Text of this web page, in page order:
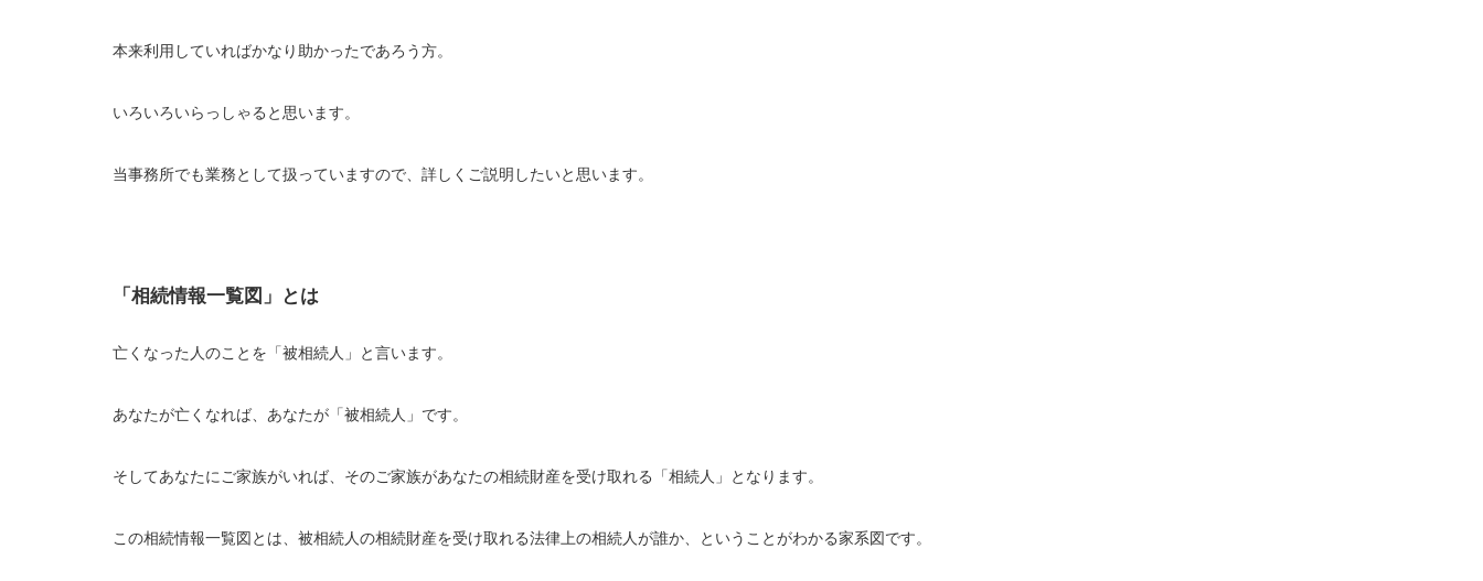
本来利用していればかなり助かったであろう方。
いろいろいらっしゃると思います。
当事務所でも業務として扱っていますので、詳しくご説明したいと思います。
「相続情報一覧図」とは
亡くなった人のことを「被相続人」と言います。
あなたが亡くなれば、あなたが「被相続人」です。
そしてあなたにご家族がいれば、そのご家族があなたの相続財産を受け取れる「相続人」となります。
この相続情報一覧図とは、被相続人の相続財産を受け取れる法律上の相続人が誰か、ということがわかる家系図です。